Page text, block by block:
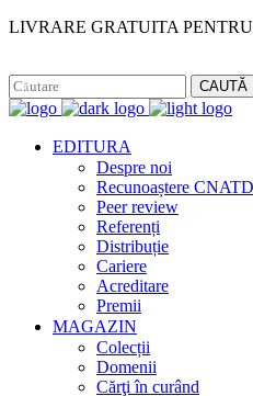
LIVRARE GRATUITA
CAUTĂ
EDITURA
Despre noi
Recunoaștere
Peer review
Referenți
Distribuție
Cariere
Acreditare
Premii
MAGAZIN
Colecții
Domenii
Cărţi în curând